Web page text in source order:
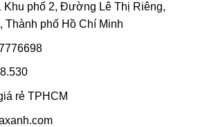
Khu phố 2, Đường Lê Thị Riêng,
Thành phố Hồ Chí Minh
rẻ TPHCM